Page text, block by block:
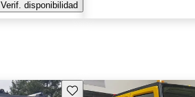
Verif. disponibilidad
Guarda este Aviso